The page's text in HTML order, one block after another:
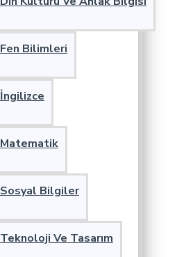
Fen Bilimleri
İngilizce
Matematik
Sosyal Bilgiler
Teknoloji Ve Tasarım